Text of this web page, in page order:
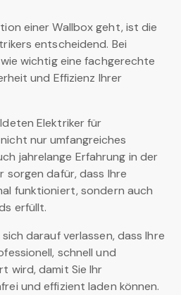
einer Wallbox geht, ist die
entscheidend. Bei
wichtig eine fachgerechte
und Effizienz Ihrer
Elektriker für
nur umfangreiches
jahrelange Erfahrung in der
sorgen dafür, dass Ihre
funktioniert, sondern auch
erfüllt.
darauf verlassen, dass Ihre
schnell und
wird, damit Sie Ihr
und effizient laden können.